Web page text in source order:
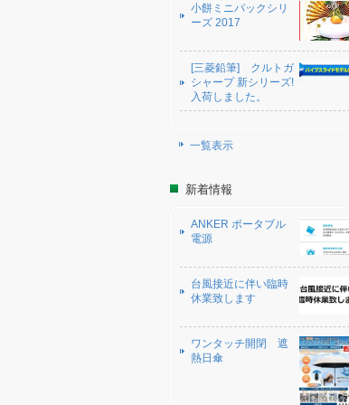
小餅ミニパックシリ
ーズ 2017
[三菱鉛筆] クルトガ
シャープ 新シリーズ!
入荷しました。
一覧表示
新着情報
ANKER ポータブル
電源
台風接近に伴い臨時
休業致します
ワンタッチ開閉 遮
熱日傘